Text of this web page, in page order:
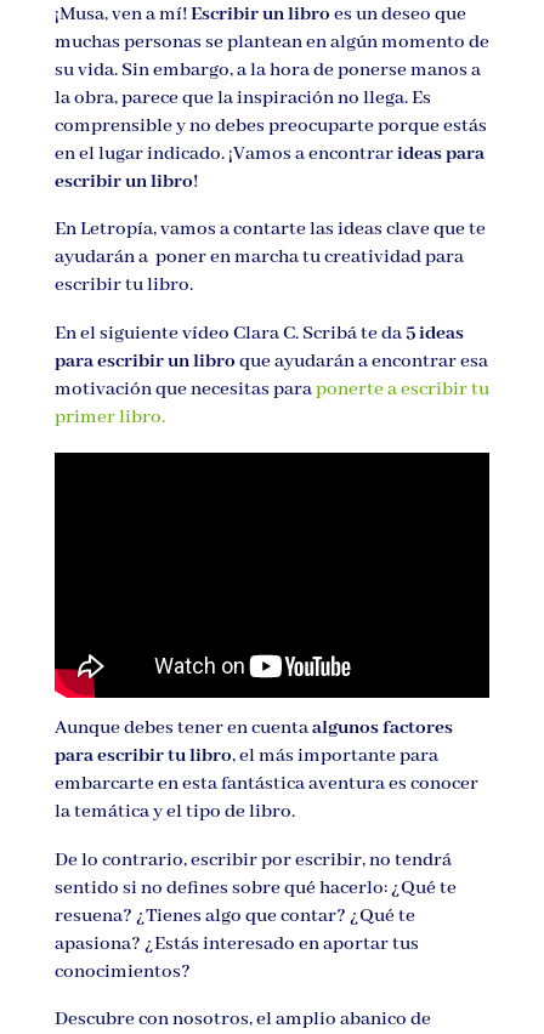
¡Musa, ven a mí!Escribir un libro es un deseo que
muchas personas se plantean en algún momento de
su vida. Sin embargo, a la hora de ponerse manos a
la obra, parece que la inspiración no llega. Es
comprensible y no debes preocuparte porque estás
en el lugar indicado. ¡Vamos a encontrarideas para
escribir un libro!
En Letropía, vamos a contarte las ideas clave que te
ayudarán a poner en marcha tu creatividad para
escribir tu libro.
En el siguiente vídeo Clara C. Scribá te da5 ideas
para escribir un libro que ayudarán a encontrar esa
motivación que necesitas paraponerte a escribir tu
primer libro.
Aunque debes tener en cuentaalgunos factores
para escribir tu libro, el más importante para
embarcarte en esta fantástica aventura es conocer
la temática y el tipo de libro.
De lo contrario, escribir por escribir, no tendrá
sentido si no defines sobre qué hacerlo: ¿Qué te
resuena? ¿Tienes algo que contar? ¿Qué te
apasiona? ¿Estás interesado en aportar tus
conocimientos?
Descubre con nosotros, el amplio abanico de